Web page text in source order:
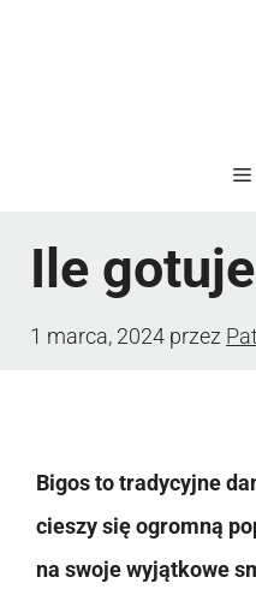
Ile
1 marca, 2024 przez
Bigos to tradycyjne
cieszy się ogromną
na swoje wyjątkowe